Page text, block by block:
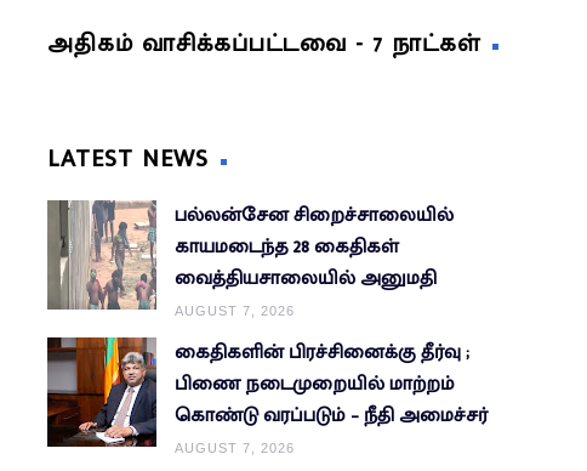
அதிகம் வாசிக்கப்பட்டவை - 7 நாட்கள்
LATEST NEWS
பல்லன்சேன சிறைச்சாலையில்
காயமடைந்த 28 கைதிகள்
வைத்தியசாலையில் அனுமதி
AUGUST 7, 2026
கைதிகளின் பிரச்சினைக்கு தீர்வு ;
பிணை நடைமுறையில் மாற்றம்
கொண்டு வரப்படும் – நீதி அமைச்சர்
AUGUST 7, 2026